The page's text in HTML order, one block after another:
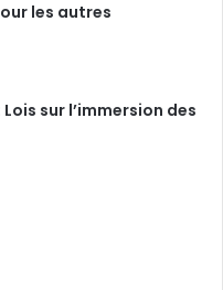
les autres
sur l’immersion des